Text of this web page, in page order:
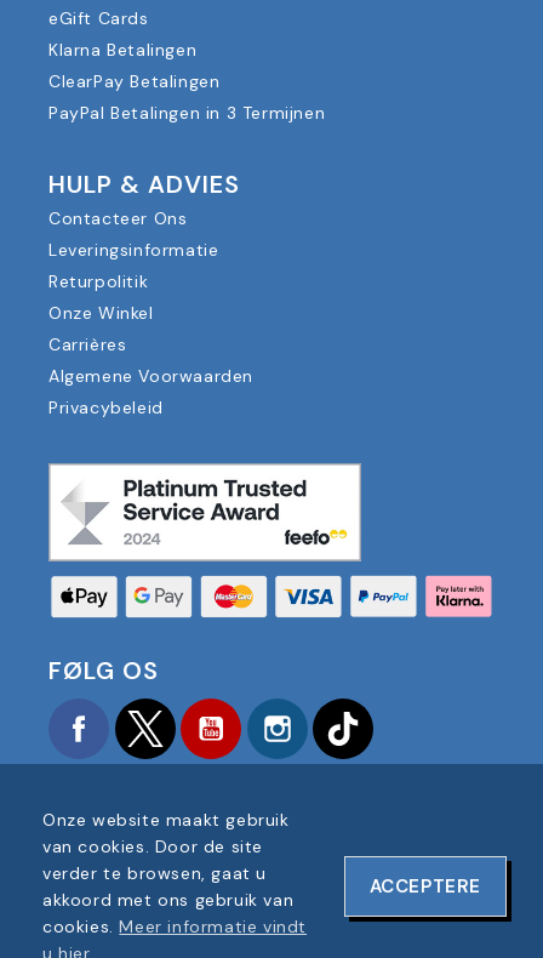
eGift Cards
Klarna Betalingen
ClearPay Betalingen
PayPal Betalingen in 3 Termijnen
HULP & ADVIES
Contacteer Ons
Leveringsinformatie
Returpolitik
Onze Winkel
Carrières
Algemene Voorwaarden
Privacybeleid
FØLG OS
FacebookTwitter YouTubeInstagram
COPYRIGHT © 2025 FOOTBALL AMERICA UK ALLE
RECHTEN VOORBEHOUDEN
BEDRIJF REGISTRATIENUMMER: 06354287
Onze website maakt gebruik
van cookies. Door de site
verder te browsen, gaat u
akkoord met ons gebruik van
cookies.Meer informatie vindt
u hier.
ACCEPTERE